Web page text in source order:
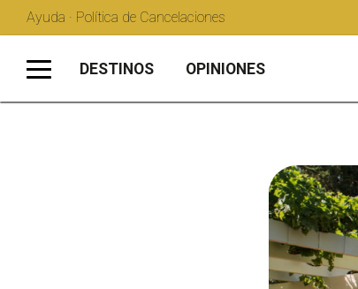
Ayuda · Política de Cancelaciones
DESTINOS OPINIONES